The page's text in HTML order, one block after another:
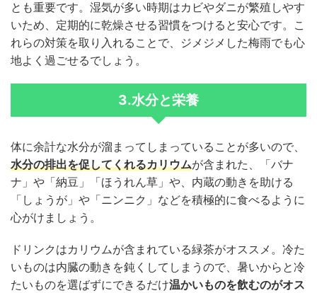
とも重要です。湿気が多い時期はカビやダニが繁殖しやす
いため、定期的に乾燥させる習慣をつけると安心です。こ
れらの対策を取り入れることで、ジメジメした梅雨でも心
地よく過ごせるでしょう。
3.水分と栄養
体に余計な水分が溜まってしまっていることが多いので、
水分の排出を促してくれるカリウムが含まれた、「バナ
ナ」や「納豆」「ほうれん草」や、内蔵の動きを助ける
「しょうが」や「ニンニク」などを積極的に食べるように
心がけましょう。
ドリンクはカリウムが含まれている緑茶がオススメ。冷た
いものは内臓の動きを鈍くしてしまうので、暑いからと冷
たいものを選ばずにできるだけ温かいものを飲むのがオス